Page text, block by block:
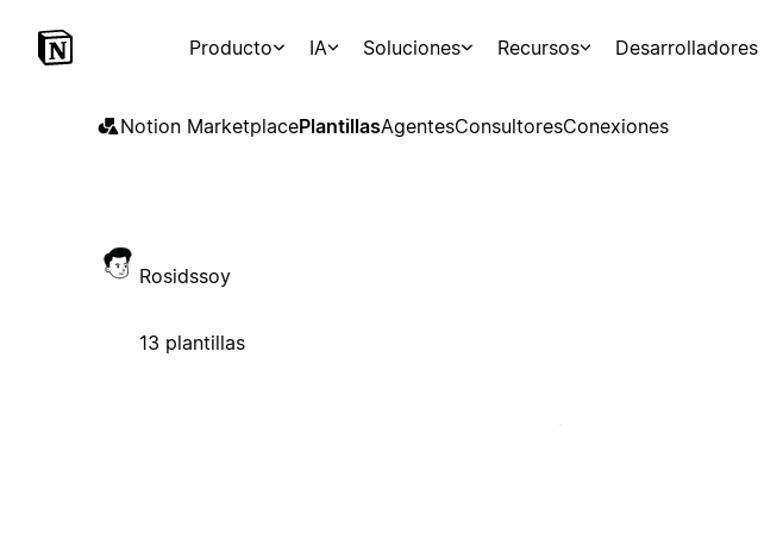
Producto IA Soluciones Recursos Desarrolladores
Notion MarketplacePlantillasAgentesConsultoresConexiones
Rosidssoy
13 plantillas